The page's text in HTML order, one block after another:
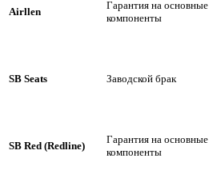
Airllen
Гарантия на основные
компоненты
SB Seats Заводской брак
SB Red (Redline)
Гарантия на основные
компоненты